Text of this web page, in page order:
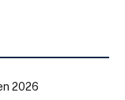
2026